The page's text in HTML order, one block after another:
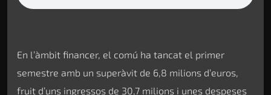
En l’àmbit financer, el comú ha tancat el primer
semestre amb un superàvit de 6,8 milions d’euros,
fruit d’uns ingressos de 30,7 milions i unes despeses